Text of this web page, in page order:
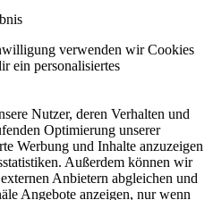
verwenden wir Cookies
ein personalisiertes
Nutzer, deren Verhalten und
Optimierung unserer
Werbung und Inhalte anzuzeigen
Außerdem können wir
Anbietern abgleichen und
Angebote anzeigen, nur wenn